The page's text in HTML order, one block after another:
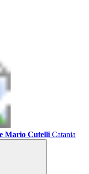
Mario Cutelli Catania